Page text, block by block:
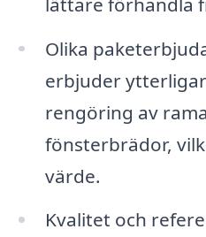
Olika
erbjuder
rengöring av
fönsterbrädor,
värde.
Kvalitet och